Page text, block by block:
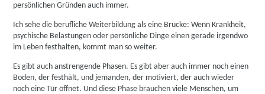
persönlichen Gründen auch immer.
Ich sehe die berufliche Weiterbildung als eine Brücke: Wenn Krankheit,
psychische Belastungen oder persönliche Dinge einen gerade irgendwo
im Leben festhalten, kommt man so weiter.
Es gibt auch anstrengende Phasen. Es gibt aber auch immer noch einen
Boden, der festhält, und jemanden, der motiviert, der auch wieder
noch eine Tür öffnet. Und diese Phase brauchen viele Menschen, um